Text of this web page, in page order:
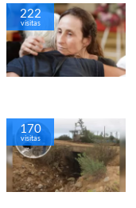
222
visitas
170
visitas